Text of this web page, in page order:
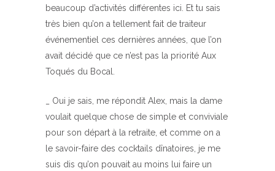
beaucoup d’activités différentes ici. Et tu sais
très bien qu’on a tellement fait de traiteur
événementiel ces dernières années, que l’on
avait décidé que ce n’est pas la priorité Aux
Toqués du Bocal.
_ Oui je sais, me répondit Alex, mais la dame
voulait quelque chose de simple et conviviale
pour son départ à la retraite, et comme on a
le savoir-faire des cocktails dînatoires, je me
suis dis qu’on pouvait au moins lui faire un